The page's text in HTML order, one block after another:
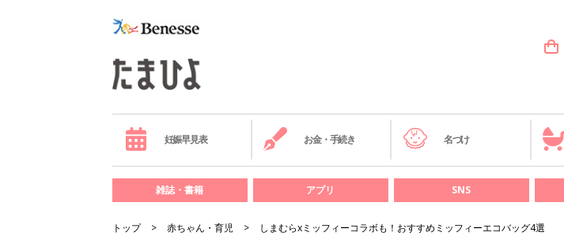
妊娠早見表 お金・手続き 名づけ
雑誌・書籍 アプリ SNS
トップ 赤ちゃん・育児 しまむらxミッフィーコラボも！おすすめミッフィーエコバッグ4選